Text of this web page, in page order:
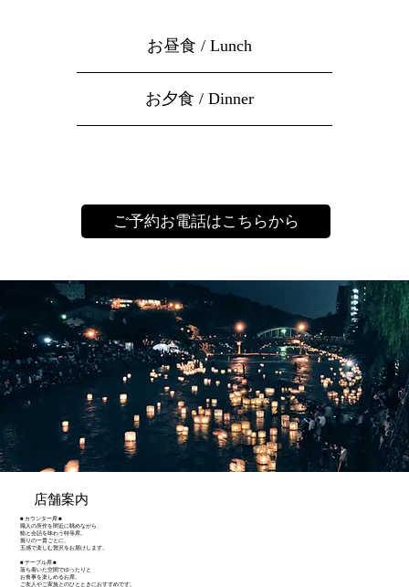
お昼食 / Lunch
お夕食 / Dinner
ご予約お電話はこちらから
店舗案内
■ カウンター席 ■
職人の所作を間近に眺めながら、
鮨と会話を味わう特等席。
握りの一貫ごとに、
五感で楽しむ贅沢をお届けします。
■ テーブル席 ■
落ち着いた空間でゆったりと
お食事を楽しめるお席。
ご友人やご家族とのひとときにおすすめです。